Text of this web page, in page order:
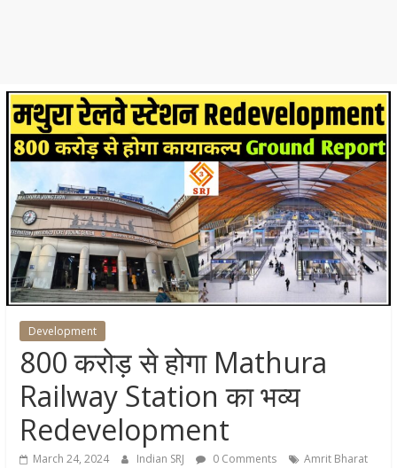
Development
800 करोड़ से होगा Mathura
Railway Station का भव्य
Redevelopment
March 24, 2024 Indian SRJ 0 Comments
Amrit Bharat